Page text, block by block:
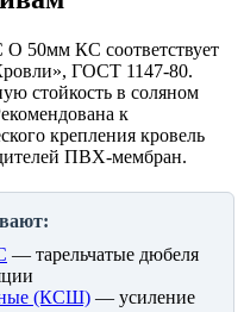
50мм КС соответствует
ГОСТ 1147-80.
стойкость в соляном
к
крепления кровель
ПВХ-мембран.
— тарельчатые дюбеля
(КСШ) — усиление